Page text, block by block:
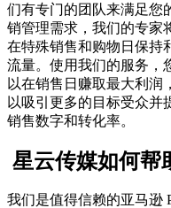
们有专门的团队来满足您
销管理需求，我们的专家
在特殊销售和购物日保持
流量。使用我们的服务，
以在销售日赚取最大利润
以吸引更多的目标受众并
销售数字和转化率。
星云传媒如何帮
我们是值得信赖的亚马逊